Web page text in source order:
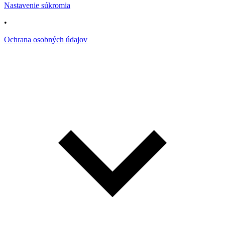
Nastavenie súkromia
•
Ochrana osobných údajov